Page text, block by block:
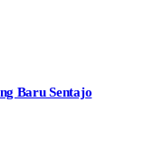
Baru Sentajo